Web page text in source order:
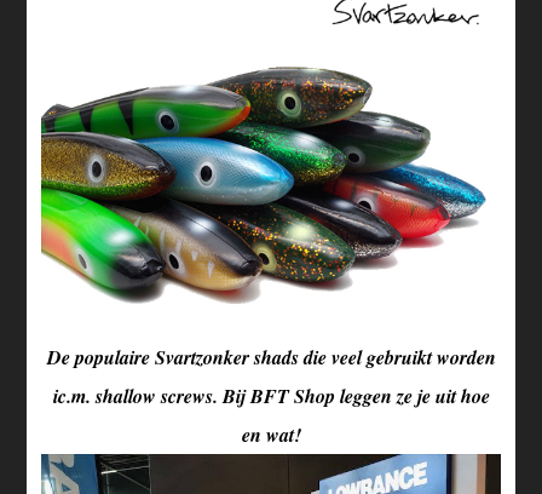
De populaire Svartzonker shads die veel gebruikt worden
ic.m. shallow screws. Bij BFT Shop leggen ze je uit hoe
en wat!